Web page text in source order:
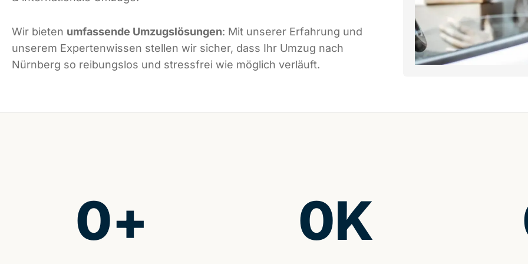
Wir bieten umfassende Umzugslösungen: Mit unserer Erfahrung und
unserem Expertenwissen stellen wir sicher, dass Ihr Umzug nach
Nürnberg so reibungslos und stressfrei wie möglich verläuft.
0+ 0K